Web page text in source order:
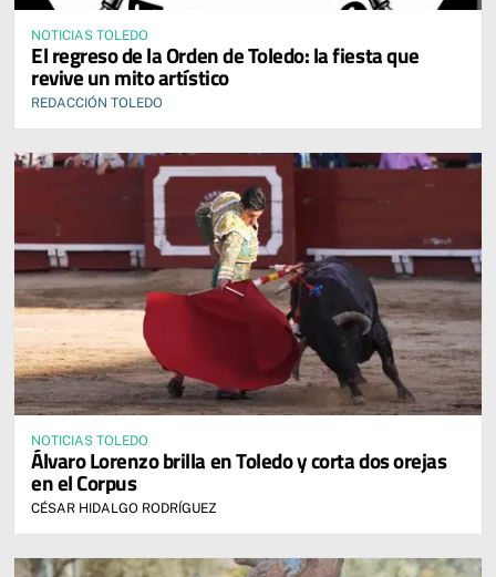
NOTICIAS TOLEDO
El regreso de la Orden de Toledo: la fiesta que
revive un mito artístico
REDACCIÓN TOLEDO
NOTICIAS TOLEDO
Álvaro Lorenzo brilla en Toledo y corta dos orejas
en el Corpus
CÉSAR HIDALGO RODRÍGUEZ